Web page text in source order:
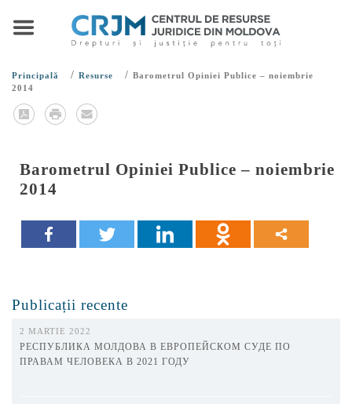
Principală / Resurse / Barometrul Opiniei Publice – noiembrie
2014
Barometrul Opiniei Publice – noiembrie
2014
Publicații recente
2 MARTIE 2022
РЕСПУБЛИКА МОЛДОВА В ЕВРОПЕЙСКОМ СУДЕ ПО
ПРАВАМ ЧЕЛОВЕКА В 2021 ГОДУ